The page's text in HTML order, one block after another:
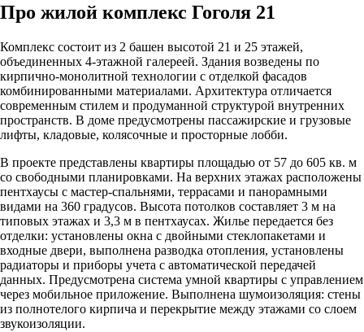
Про жилой комплекс Гоголя 21
Комплекс состоит из 2 башен высотой 21 и 25 этажей,
объединенных 4-этажной галереей. Здания возведены по
кирпично-монолитной технологии с отделкой фасадов
комбинированными материалами. Архитектура отличается
современным стилем и продуманной структурой внутренних
пространств. В доме предусмотрены пассажирские и грузовые
лифты, кладовые, колясочные и просторные лобби.
В проекте представлены квартиры площадью от 57 до 605 кв. м
со свободными планировками. На верхних этажах расположены
пентхаусы с мастер-спальнями, террасами и панорамными
видами на 360 градусов. Высота потолков составляет 3 м на
типовых этажах и 3,3 м в пентхаусах. Жилье передается без
отделки: установлены окна с двойными стеклопакетами и
входные двери, выполнена разводка отопления, установлены
радиаторы и приборы учета с автоматической передачей
данных. Предусмотрена система умной квартиры с управлением
через мобильное приложение. Выполнена шумоизоляция: стены
из полнотелого кирпича и перекрытие между этажами со слоем
звукоизоляции.